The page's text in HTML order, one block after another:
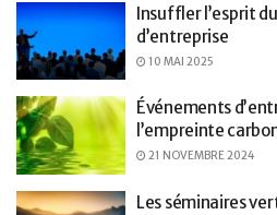
Insuffler l’esprit
d’entreprise
10 MAI 2025
Événements
l’empreinte
21 NOVEMBRE 2024
Les séminaires